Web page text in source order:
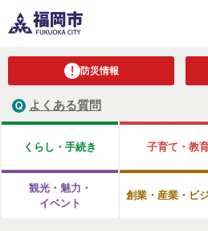
防災情報
よくある質問
くらし・手続き 子育て・教
観光・魅力・
イベント
創業・産業・ビ